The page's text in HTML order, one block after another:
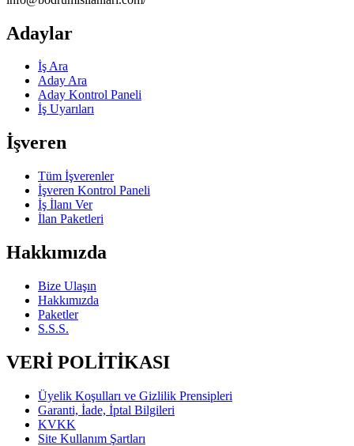
Adaylar
İş Ara
Aday Ara
Aday Kontrol Paneli
İş Uyarıları
İşveren
Tüm İşverenler
İşveren Kontrol Paneli
İş İlanı Ver
İlan Paketleri
Hakkımızda
Bize Ulaşın
Hakkımızda
Paketler
S.S.S.
VERİ POLİTİKASI
Üyelik Koşulları ve Gizlilik Prensipleri
Garanti, İade, İptal Bilgileri
KVKK
Site Kullanım Şartları